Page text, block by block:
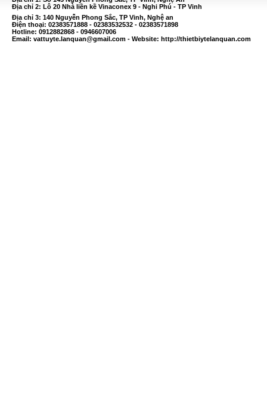
Địa chỉ 2: Lô 20 Nhà liền kề Vinaconex 9 - Nghi Phú - TP Vinh
Địa chỉ 3: 140 Nguyễn Phong Sắc, TP Vinh, Nghệ an
Điện thoại: 02383571888 - 02383532532 - 02383571898
Hotline: 0912882868 - 0946607006
Email: vattuyte.lanquan@gmail.com - Website: http://thietbiytelanquan.com